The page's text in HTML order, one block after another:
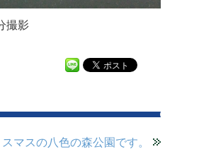
撮影
スマスの八色の森公園です。